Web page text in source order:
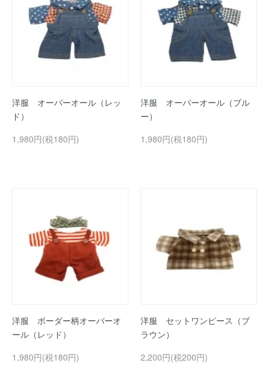
洋服 オーバーオール（レッ
ド）
1,980円(税180円)
洋服 オーバーオール（ブル
ー）
1,980円(税180円)
洋服 ボーダー柄オーバーオ
ール（レッド）
1,980円(税180円)
洋服 セットワンピース（ブ
ラウン）
2,200円(税200円)